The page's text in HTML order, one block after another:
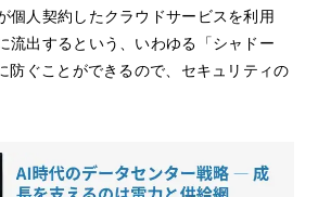
個人契約したクラウドサービスを利用
流出するという、いわゆる「シャドー
防ぐことができるので、セキュリティの